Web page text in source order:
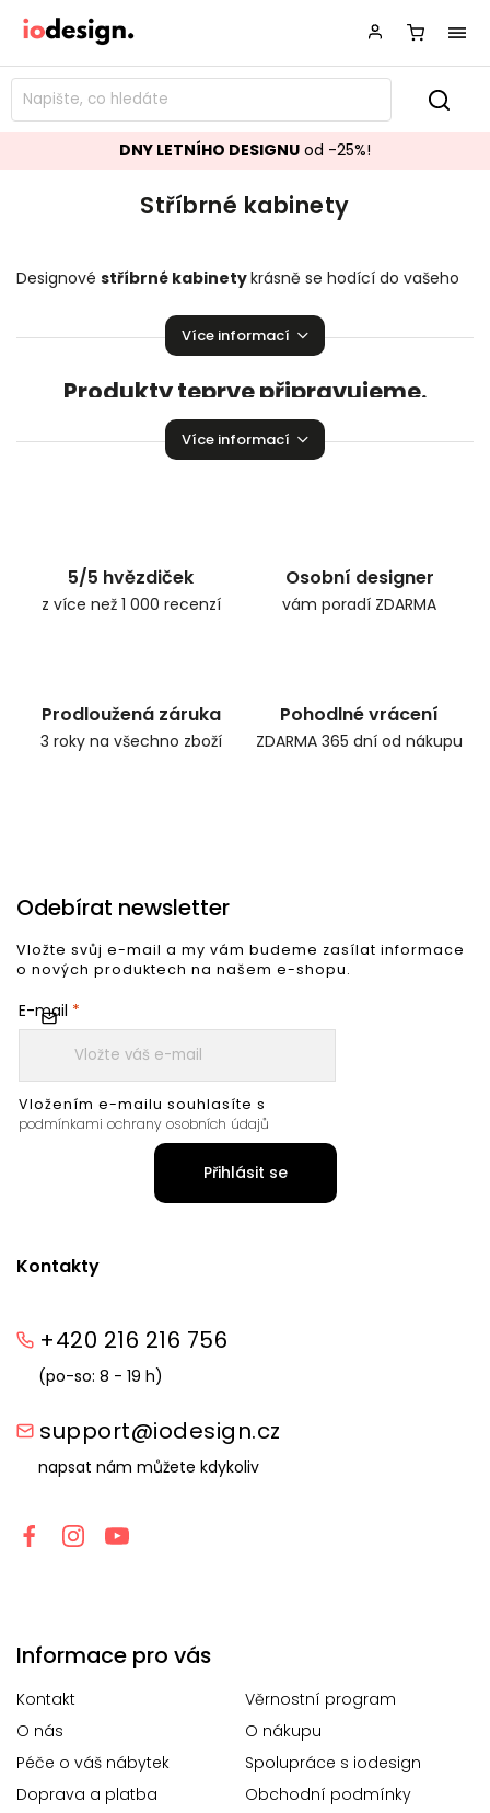
DNY LETNÍHO DESIGNU od -25%!
Stříbrné kabinety
Designové stříbrné kabinetykrásně se hodící do vašeho
pozvednou úroveň vaší domácnosti!
Více informací
Produkty teprve připravujeme.
Můžete se ale podívat na ostatní kategorie.
Více informací
5/5 hvězdiček
z více než 1 000 recenzí
Osobní designer
vám poradí ZDARMA
Prodloužená záruka
3 roky na všechno zboží
Pohodlné vrácení
ZDARMA 365 dní od nákupu
Kontakty
+420 216 216 756
(po-so: 8 - 19 h)
support@iodesign.cz
napsat nám můžete kdykoliv
Informace pro vás
Kontakt
Věrnostní program
O nás
O nákupu
Péče o váš nábytek
Spolupráce s iodesign
Doprava a platba
Obchodní podmínky
Odebírat newsletter
Vložte svůj e-mail a my vám budeme zasílat informace
o nových produktech na našem e-shopu.
E-mail
Vložením e-mailu souhlasíte s
podmínkami ochrany osobních údajů
Přihlásit se